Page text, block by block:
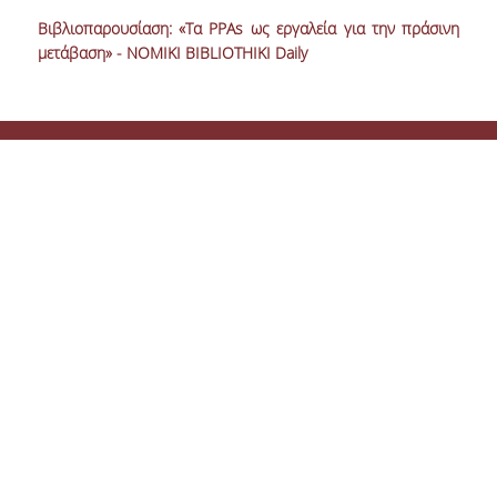
Βιβλιοπαρουσίαση: «Τα PPAs ως εργαλεία για την πράσινη
μετάβαση» - NOMIKI BIBLIOTHIKI Daily